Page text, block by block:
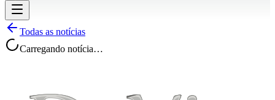
Todas as notícias
Carregando notícia…